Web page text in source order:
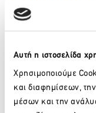
Αυτή η ιστοσελίδα
Χρησιμοποιούμε
και διαφημίσεων,
μέσων και την
ΤοTripAdvisor
,
ιδιαίτερη εμπειρία
Facebook